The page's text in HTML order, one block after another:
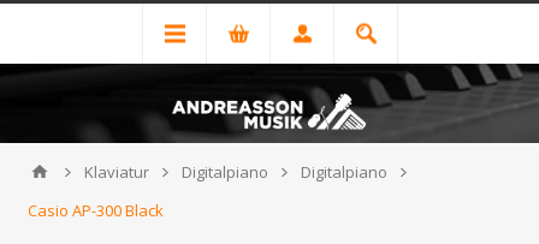
Klaviatur Digitalpiano
Digitalpiano
Casio AP-300 Black